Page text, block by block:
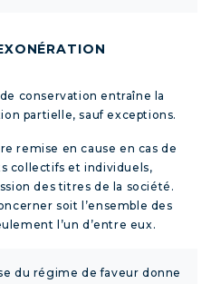
conservation entraîne la
partielle, sauf exceptions.
remise en cause en cas de
collectifs et individuels,
des titres de la société.
soit l’ensemble des
l’un d’entre eux.
du régime de faveur donne